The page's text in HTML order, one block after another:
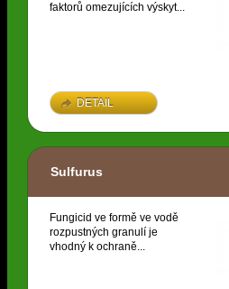
faktorů omezujících výskyt...
DETAIL
Sulfurus
Fungicid ve formě ve vodě
rozpustných granulí je
vhodný k ochraně...